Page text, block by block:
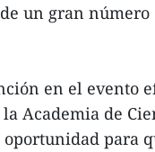
un gran
en el evento
Academia de
oportunidad para